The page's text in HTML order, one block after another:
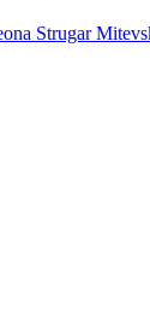
Strugar